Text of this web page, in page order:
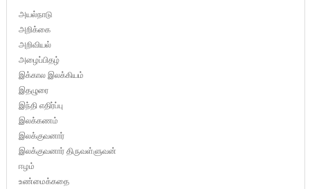
அயல்நாடு
அறிக்கை
அறிவியல்
அழைப்பிதழ்
இக்கால இலக்கியம்
இதழுரை
இந்தி எதிர்ப்பு
இலக்கணம்
இலக்குவனார்
இலக்குவனார் திருவள்ளுவன்
ஈழம்
உண்மைக்கதை